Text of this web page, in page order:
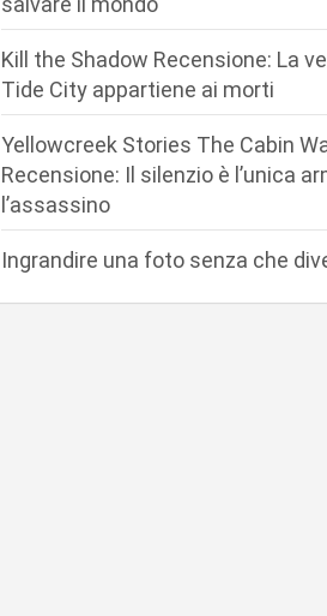
Kill the Shadow Recensione: La
Tide City appartiene ai morti
Yellowcreek Stories The Cabin
Recensione: Il silenzio è l’unica
l’assassino
Ingrandire una foto senza che